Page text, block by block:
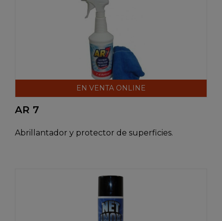
EN VENTA ONLINE
AR 7
Abrillantador y protector de superficies.